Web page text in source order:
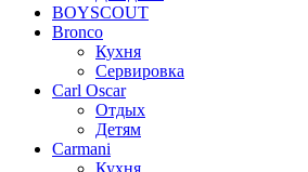
BOYSCOUT
Bronco
Кухня
Сервировка
Carl Oscar
Отдых
Детям
Carmani